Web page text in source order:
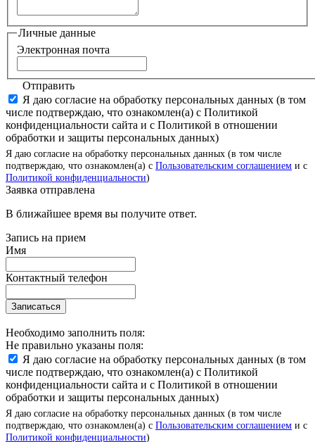
Личные данные
Электронная почта
Отправить
Я даю согласие на обработку персональных данных (в том
числе подтверждаю, что ознакомлен(а) с Политикой
конфиденциальности сайта и с Политикой в отношении
обработки и защиты персональных данных)
Я даю согласие на обработку персональных данных (в том числе
подтверждаю, что ознакомлен(а) с Пользовательским соглашением и с
Политикой конфиденциальности)
Заявка отправлена
В ближайшее время вы получите ответ.
Запись на прием
Имя
Контактный телефон
Записаться
Необходимо заполнить поля:
Не правильно указаны поля:
Я даю согласие на обработку персональных данных (в том
числе подтверждаю, что ознакомлен(а) с Политикой
конфиденциальности сайта и с Политикой в отношении
обработки и защиты персональных данных)
Я даю согласие на обработку персональных данных (в том числе
подтверждаю, что ознакомлен(а) с Пользовательским соглашением и с
Политикой конфиденциальности)